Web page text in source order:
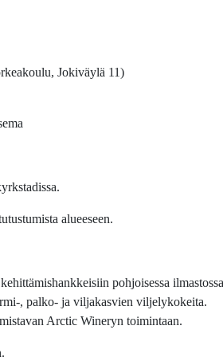
Jokiväylä 11)
alueeseen.
pohjoisessa ilmastossa
, palko- ja viljakasvien viljelykokeita.
Arctic Wineryn toimintaan.